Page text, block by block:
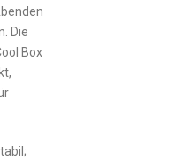
Die
Box